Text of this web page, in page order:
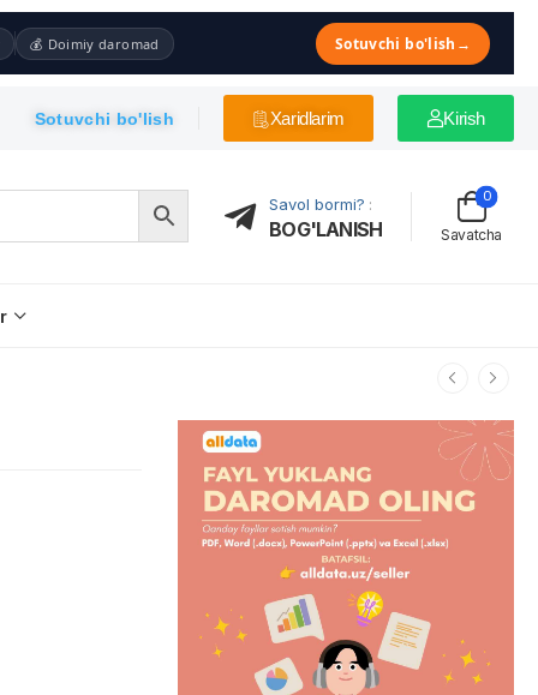
💰 Doimiy daromad Sotuvchi bo'lish →
Sotuvchi bo'lish Xaridlarim Kirish
Savol bormi? :
BOG'LANISH Savatcha
0